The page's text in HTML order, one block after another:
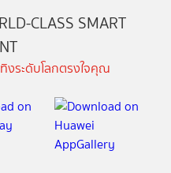
CLASS SMART
งระดับโลกตรงใจคุณ